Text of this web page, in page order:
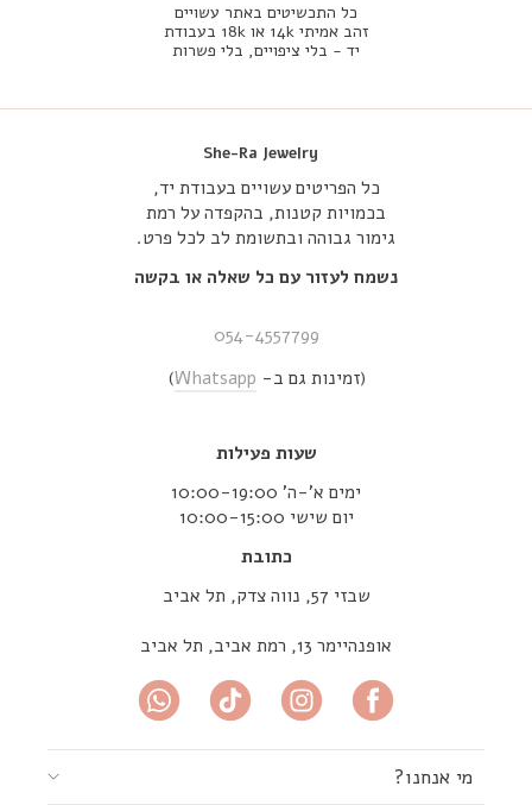
כל התכשיטים באתר עשויים
זהב אמיתי 14k או 18k בעבודת
יד - בלי ציפויים, בלי פשרות
She-Ra Jewelry
כל הפריטים עשויים בעבודת יד,
בכמויות קטנות, בהקפדה על רמת
גימור גבוהה ובתשומת לב לכל פרט.
נשמח לעזור עם כל שאלה או בקשה
054-4557799
(זמינות גם ב- Whatsapp
)
שעות פעילות
ימים א’-ה’ 10:00-19:00
יום שישי 10:00-15:00
כתובת
שבזי 57, נווה צדק, תל אביב
אופנהיימר 13, רמת אביב, תל אביב
מי אנחנו?